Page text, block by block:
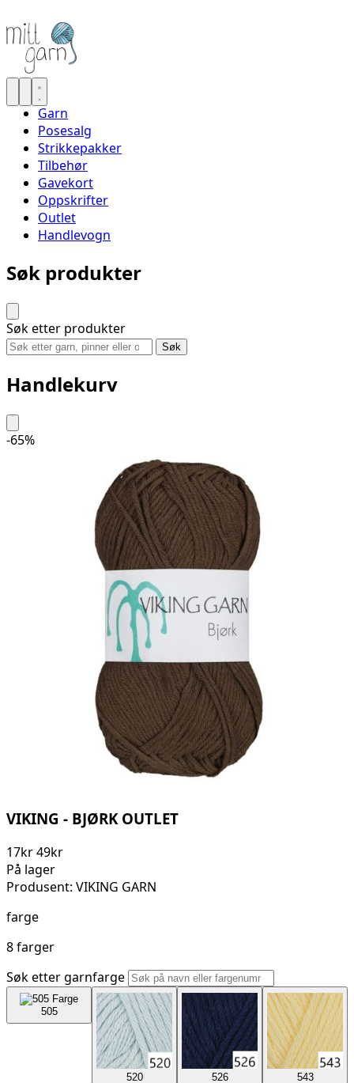
Garn
Posesalg
Strikkepakker
Tilbehør
Gavekort
Oppskrifter
Outlet
Handlevogn
Søk produkter
Søk etter produkter
Søk
Handlekurv
-65%
VIKING - BJØRK OUTLET
17kr49kr
På lager
Produsent: VIKING GARN
farge
8 farger
Søk etter garnfarge
505
520 526 543